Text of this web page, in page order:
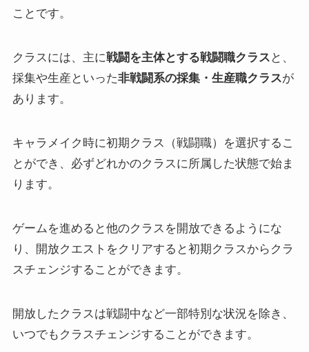
ことです。
クラスには、主に戦闘を主体とする戦闘職クラス と、
採集や生産といった非戦闘系の採集・生産職クラスが
あります。
キャラメイク時に初期クラス（戦闘職）を選択するこ
とができ、必ずどれかのクラスに所属した状態で始ま
ります。
ゲームを進めると他のクラスを開放できるようにな
り、開放クエストをクリアすると初期クラスからクラ
スチェンジすることができます。
開放したクラスは戦闘中など一部特別な状況を除き、
いつでもクラスチェンジすることができます。